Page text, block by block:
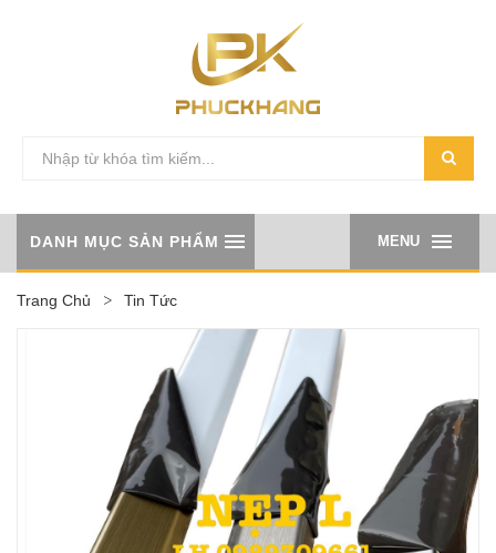
MENU
DANH MỤC SẢN PHẨM
Trang Chủ Tin Tức